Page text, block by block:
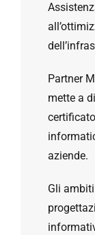
Partner
mette a
aziende.
Gli